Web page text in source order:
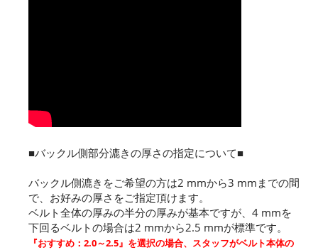
■バックル側部分漉きの厚さの指定について■
バックル側漉きをご希望の方は2 mmから3 mmまでの間
で、お好みの厚さをご指定頂けます。
ベルト全体の厚みの半分の厚みが基本ですが、4 mmを
下回るベルトの場合は2 mmから2.5 mmが標準です。
『おすすめ：2.0～2.5』を選択の場合、スタッフがベルト本体の